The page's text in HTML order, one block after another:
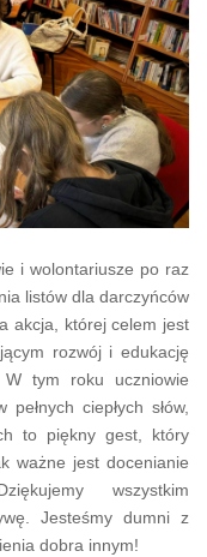
i wolontariusze po raz
listów dla darczyńców
akcja, której celem jest
rozwój i edukację
W tym roku uczniowie
ciepłych słów,
to piękny gest, który
ważne jest docenianie
wszystkim
Jesteśmy dumni z
dobra innym!